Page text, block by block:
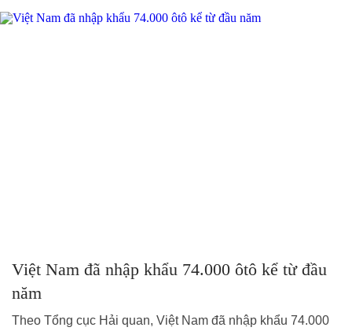
Việt Nam đã nhập khẩu 74.000 ôtô kể từ đầu
năm
Theo Tổng cục Hải quan, Việt Nam đã nhập khẩu 74.000